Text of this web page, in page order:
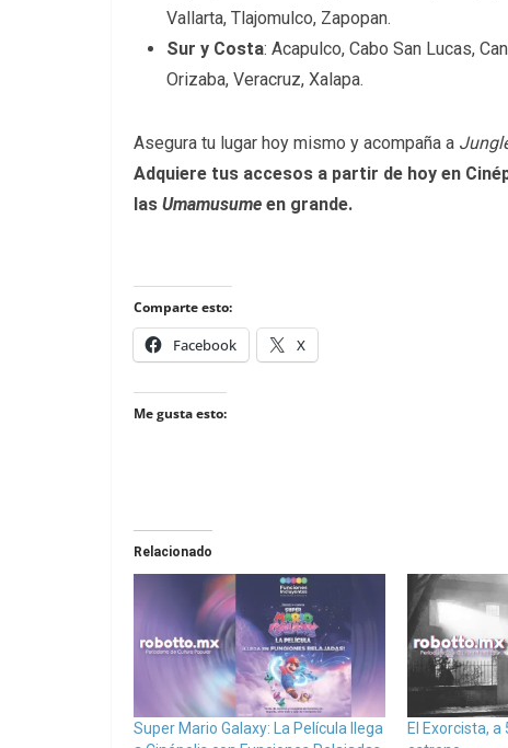
Vallarta, Tlajomulco, Zapopan.
Sur y Costa: Acapulco, Cabo San Lucas,
Orizaba, Veracruz, Xalapa.
Asegura tu lugar hoy mismo y acompaña a
Adquiere tus accesos a partir de hoy en
las Umamusume en grande.
Comparte esto:
Facebook X
Me gusta esto:
Relacionado
Super Mario Galaxy: La Película llega
El Exorcista, a